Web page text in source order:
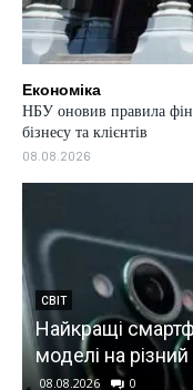
Економіка
НБУ оновив правила
бізнесу та клієнтів
08.08.2026
СВІТ
Найкращі
моделі на
08.08.2026 0